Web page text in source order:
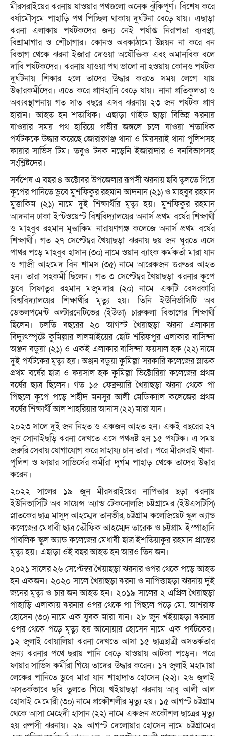
মীরসরাইয়ের ঝরনায় যাওয়ার পথগুলো অনেক ঝুঁকিপূর্ণ। বিশেষ করে
বর্ষামৌসুমে পাহাড়ি পথ পিচ্ছিল থাকায় দুর্ঘটনা বেড়ে যায়। এছাড়া
ঝরনা এলাকায় পর্যটকদের জন্য নেই পর্যাপ্ত নিরাপত্তা ব্যবস্থা,
বিশ্রামাগার ও শৌচাগার। কোনও অবকাঠামো উন্নয়ন না করে বন
বিভাগ থেকে ঝরনা ইজারা দেওয়া অযৌক্তিক এবং অমানবিক বলে
দাবি পর্যটকদের। ঝরনায় যাওয়া পথ ভালো না হওয়ায় কোনও পর্যটক
দুর্ঘটনায় শিকার হলে তাদের উদ্ধার করতে সময় লেগে যায়
উদ্ধারকর্মীদের। এতে করে প্রাণহানি বেড়ে যায়। নানা প্রতিকূলতা ও
অব্যবস্থাপনায় গত সাত বছরে এসব ঝরনায় ২৩ জন পর্যটক প্রাণ
হারান। আহত হন শতাধিক। এছাড়া গাইড ছাড়া বিভিন্ন ঝরনায়
যাওয়ার সময় পথ হারিয়ে গভীর জঙ্গলে চলে যাওয়া শতাধিক
পর্যটককে উদ্ধার করেছে জোরারগঞ্জ থানা ও মিরসরাই থানা পুলিশসহ
ফায়ার সার্ভিস টিম। তবুও টনক নড়েনি ইজারাদার ও বনবিভাগসহ
সংশ্লিষ্টদের।
সর্বশেষ এ বছর ৪ অক্টোবর উপজেলার রূপসী ঝরনায় ছবি তুলতে গিয়ে
কূপের পানিতে ডুবে মুশফিকুর রহমান আদনান (২১) ও মাহবুব রহমান
মুত্তাকিম (২১) নামে দুই শিক্ষার্থীর মৃত্যু হয়। মুশফিকুর রহমান
আদনান ঢাকা ইস্টওয়েস্ট বিশ্ববিদ্যালয়ের অনার্স প্রথম বর্ষের শিক্ষার্থী
ও মাহবুব রহমান মুত্তাকিম নারায়ণগঞ্জ কলেজে অনার্স প্রথম বর্ষের
শিক্ষার্থী। গত ২৭ সেপ্টেম্বর খৈয়াছড়া ঝরনায় ছয় জন ঘুরতে এসে
পাথর পড়ে মাহবুব হাসান (৩০) নামে ওয়ান ব্যাংক কর্মকর্তা মারা যান
ও গাজী আহমেদ বিন শামস (৩৫) নামে আরেকজন গুরুতর আহত
হন। তারা সহকর্মী ছিলেন। গত ৩ সেপ্টেম্বর খৈয়াছড়া ঝরনার কূপে
ডুবে সিফাতুর রহমান মজুমদার (২০) নামে একটি বেসরকারি
বিশ্ববিদ্যালয়ের শিক্ষার্থীর মৃত্যু হয়। তিনি ইউনির্ভাসিটি অব
ডেভলপমেন্ট অল্টারনেটিভের (ইউডা) চারুকলা বিভাগের শিক্ষার্থী
ছিলেন। চলতি বছরের ২০ আগস্ট খৈয়াছড়া ঝরনা এলাকায়
বিদ্যুৎস্পৃষ্টে কুমিল্লার লালমাইয়ের ছোট শরিফপুর এলাকার বাসিন্দা
অঞ্জন বড়ুয়া (২১) ও একই এলাকার বাসিন্দা ফয়সাল হক (২২) নামে
দুই পর্যটকের মৃত্যু হয়। অঞ্জন বড়ুয়া কুমিল্লা সরকারি কলেজের স্নাতক
প্রথম বর্ষের ছাত্র ও ফয়সাল হক কুমিল্লা ভিক্টোরিয়া কলেজের প্রথম
বর্ষের ছাত্র ছিলেন। গত ১৫ ফেব্রুয়ারি খৈয়াছড়া ঝরনা থেকে পা
পিছলে কূপে পড়ে শহীদ মনসুর আলী মেডিক্যাল কলেজের প্রথম
বর্ষের শিক্ষার্থী আল শাহরিয়ার আনাস (২২) মারা যান।
২০২৩ সালে দুই জন নিহত ও একজন আহত হন। একই বছরের ২৭
জুন সোনাইছড়ি ঝরনা দেখতে এসে পথভ্রষ্ট হন ১৫ পর্যটক। এ সময়
জরুরি সেবায় যোগাযোগ করে সাহায্য চান তারা। পরে মীরসরাই থানা-
পুলিশ ও ফায়ার সাভির্সের কর্মীরা দুর্গম পাহাড় থেকে তাদের উদ্ধার
করেন।
২০২২ সালের ১৯ জুন মীরসরাইয়ের নাপিত্তার ছড়া ঝরনায়
ইউনিভার্সিটি অব সায়েন্স অ্যান্ড টেকনোলজি চট্টগ্রামের (ইউএসটিসি)
স্নাতকের ছাত্র মাসুদ আহম্মেদ তানভীর, চট্টগ্রাম কলেজিয়েট স্কুল অ্যান্ড
কলেজের মেধাবী ছাত্র তৌফিক আহম্মেদ তারেক ও চট্টগ্রাম ইস্পাহানি
পাবলিক স্কুল অ্যান্ড কলেজের মেধাবী ছাত্র ইশতিয়াকুর রহমান প্রান্তের
মৃত্যু হয়। এছাড়া ওই বছর আহত হন আরও তিন জন।
২০২১ সালের ২৬ সেপ্টেম্বর খৈয়াছড়া ঝরনার ওপর থেকে পড়ে আহত
হন একজন। ২০২০ সালে খৈয়াছড়া ঝরনা ও নাপিত্তাছড়া ঝরনায় দুই
জনের মৃত্যু ও চার জন আহত হন। ২০১৯ সালের ২ এপ্রিল খৈয়াছড়া
পাহাড়ি এলাকায় ঝরনার ওপর থেকে পা পিছলে পড়ে মো. আশরাফ
হোসেন (৩০) নামে এক যুবক মারা যান। ২৮ জুন খইয়াছড়া ঝরনায়
ওপর থেকে পড়ে মৃত্যু হয় আনোয়ার হোসেন নামে এক পর্যটকের।
১২ জুলাই বোয়ালিয়া ঝরনা দেখতে আসা ১৫ ছাত্রছাত্রী অসতর্কতার
জন্য ঝরনার পথে ছরায় পানি বেড়ে যাওয়ায় আটকা পড়েন। পরে
ফায়ার সার্ভিস কর্মীরা গিয়ে তাদের উদ্ধার করেন। ১৭ জুলাই মহামায়া
লেকের পানিতে ডুবে মারা যান শাহাদাত হোসেন (২২)। ২৬ জুলাই
অসতর্কভাবে ছবি তুলতে গিয়ে খইয়াছড়া ঝরনায় আবু আলী আল
হোসাই মেমোরী (৩০) নামে প্রকৌশলীর মৃত্যু হয়। ১৫ আগস্ট চট্টগ্রাম
থেকে আসা মেহেদী হাসান (২২) নামে একজন প্রকৌশল ছাত্রের মৃত্যু
হয় রুপসী ঝরনায়। ২৯ আগস্ট দেলোয়ার হোসেন নামে চট্টগ্রামের